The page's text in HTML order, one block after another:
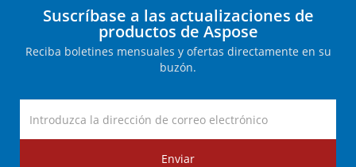
Suscríbase a las actualizaciones de
productos de Aspose
Reciba boletines mensuales y ofertas directamente en su
buzón.
Enviar